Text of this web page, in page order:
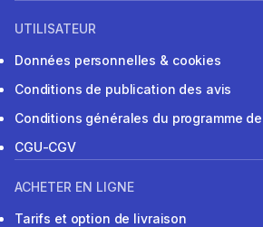
UTILISATEUR
Données personnelles & cookies
Conditions de publication des avis
Conditions générales du programme
CGU-CGV
ACHETER EN LIGNE
Tarifs et option de livraison